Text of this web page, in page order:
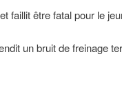
faillit être fatal pour le
un bruit de freinage